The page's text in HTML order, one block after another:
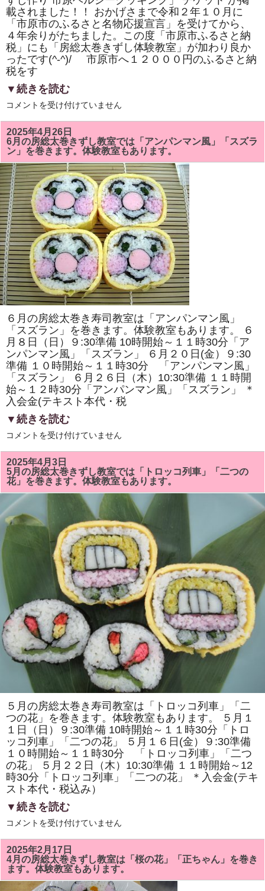
き
ま
し
た！！
は
載されました！！ おかげさまで令和２年１０月に
「市原市のふるさと名物応援宣言」を受けてから、
４年余りがたちました。この度「市原市ふるさと納
税」にも「房総太巻きずし体験教室」が加わり良か
ったです(^-^)/ 市原市へ１２０００円のふるさと納
税をす
▼続きを読む
市
市
「ふ
る
さ
と
納
税」
に
「株
式
会
社
サ
ン
パ
ー
ク・
市
原
ヘ
ル
シ
ー
ク
ッ
キ
ン
グ・
房
総
太
巻
き
寿
司
験」
掲
さ
れ
ま
し
た！！
は
コメントを受け付けていません
2025年4月26日
6月の房総太巻きずし教室では「アンパンマン風」「スズラ
ン」を巻きます。体験教室もあります。
６月の房総太巻き寿司教室は「アンパンマン風」
「スズラン」を巻きます。体験教室もあります。 ６
月８日（日）９:30準備 10時開始～１１時30分「ア
ンパンマン風」「スズラン」 ６月２０日(金）９:30
準備 １０時開始～１１時30分 「アンパンマン風」
「スズラン」 ６月２６日（木）10:30準備 １１時開
始～１２時30分「アンパンマン風」「スズラン」 ＊
入会金(テキスト本代・税
▼続きを読む
6
の
房
総
太
巻
き
ず
し
教
室
で
マ
ン
風」
「ス
ズ
ラ
ン」
を
巻
き
験
教
室
も
あ
り
ま
す。
は
コメントを受け付けていません
2025年4月3日
5月の房総太巻きずし教室では「トロッコ列車」「二つの
花」を巻きます。体験教室もあります。
５月の房総太巻き寿司教室は「トロッコ列車」「二
つの花」を巻きます。体験教室もあります。 ５月１
１日（日）９:30準備 10時開始～１１時30分「トロ
ッコ列車」「二つの花」 ５月１６日(金）９:30準備
１０時開始～１１時30分 「トロッコ列車」「二つ
の花」 ５月２２日（木）10:30準備 １１時開始～12
時30分「トロッコ列車」「二つの花」 ＊入会金(テキ
スト本代・税込み）
▼続きを読む
5
の
房
総
太
巻
き
コメントを受け付けていません
2025年2月17日
4月の房総太巻きずし教室は「桜の花」「正ちゃん」を巻き
ます。体験教室もあります。